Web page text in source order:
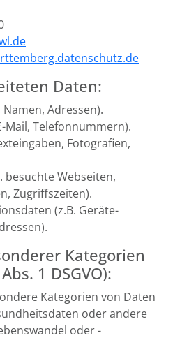
Daten:
Adressen).
Mail, Telefonnummern).
Fotografien,
besuchte Webseiten,
Zugriffszeiten).
(z.B. Geräte-
Kategorien
1 DSGVO):
Kategorien von Daten
oder andere
oder -